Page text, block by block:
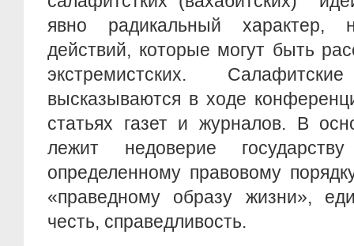
явно радикальный характер,
действий, которые могут быть
экстремистских.
высказываются в ходе
статьях газет и журналов. В
лежит недоверие
определенному правовому
«праведному образу жизни»,
честь, справедливость.